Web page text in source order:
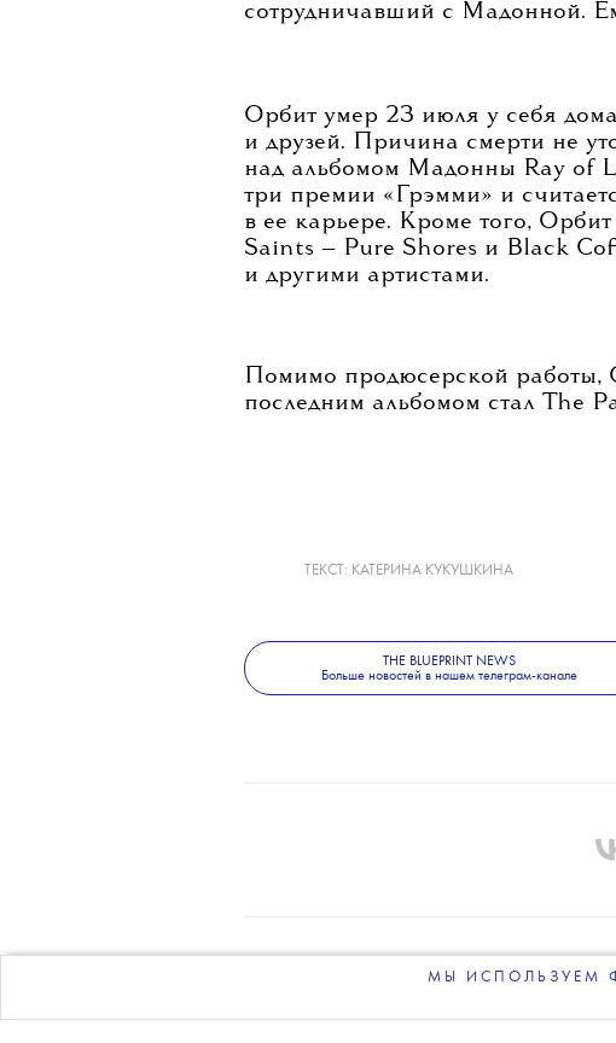
сотрудничавший с Мадонной.
Орбит умер 23 июля у себя
и друзей. Причина смерти не
над альбомом Мадонны Ray of
три премии «Грэмми» и
в ее карьере. Кроме того,
Saints — Pure Shores и Black
и другими артистами.
Помимо продюсерской работы,
последним альбомом стал The
ТЕКСТ: КАТЕРИНА КУКУШКИНА
THE BLUEPRINT NEWS
Больше новостей в нашем телеграм-канале
О ПРОЕКТЕ
МЫ ИСПОЛЬЗУЕМ